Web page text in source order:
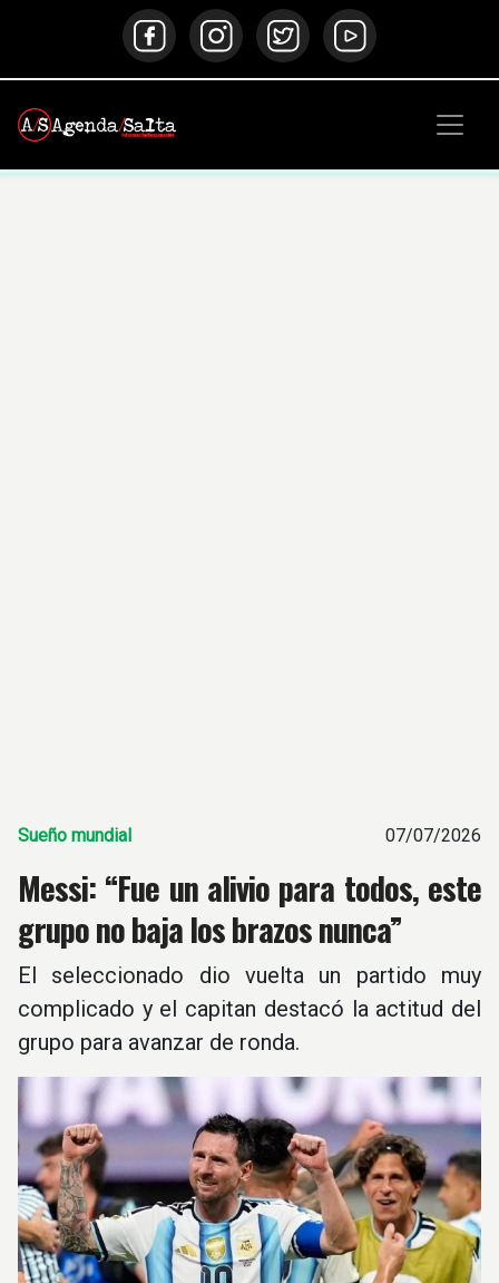
Sueño mundial 07/07/2026
Messi: “Fue un alivio para todos, este
grupo no baja los brazos nunca”
El seleccionado dio vuelta un partido muy
complicado y el capitan destacó la actitud del
grupo para avanzar de ronda.